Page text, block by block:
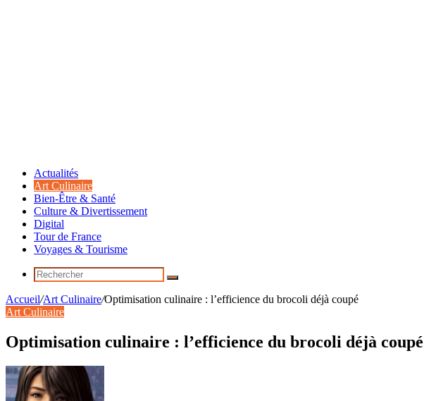
Actualités
Art Culinaire
Bien-Être & Santé
Culture & Divertissement
Digital
Tour de France
Voyages & Tourisme
Rechercher
Accueil/Art Culinaire/Optimisation culinaire : l’efficience du brocoli déjà coupé
Art Culinaire
Optimisation culinaire : l’efficience du brocoli déjà coupé